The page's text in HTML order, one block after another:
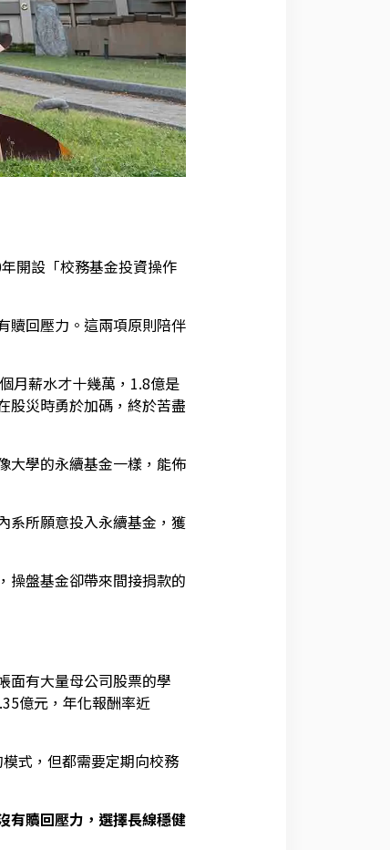
開設「校務基金投資操作
贖回壓力。這兩項原則陪伴
月薪水才十幾萬，1.8億是
股災時勇於加碼，終於苦盡
大學的永續基金一樣，能佈
系所願意投入永續基金，獲
操盤基金卻帶來間接捐款的
面有大量母公司股票的學
億元，年化報酬率近
式，但都需要定期向校務
有贖回壓力，選擇長線穩健